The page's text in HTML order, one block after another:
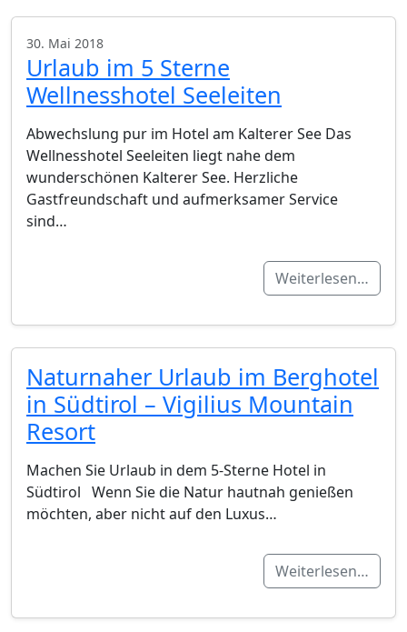
30. Mai 2018
Urlaub im 5 Sterne
Wellnesshotel Seeleiten
Abwechslung pur im Hotel am Kalterer See Das
Wellnesshotel Seeleiten liegt nahe dem
wunderschönen Kalterer See. Herzliche
Gastfreundschaft und aufmerksamer Service
sind…
Weiterlesen…
Naturnaher Urlaub im Berghotel
in Südtirol – Vigilius Mountain
Resort
Machen Sie Urlaub in dem 5-Sterne Hotel in
Südtirol Wenn Sie die Natur hautnah genießen
möchten, aber nicht auf den Luxus…
Weiterlesen…